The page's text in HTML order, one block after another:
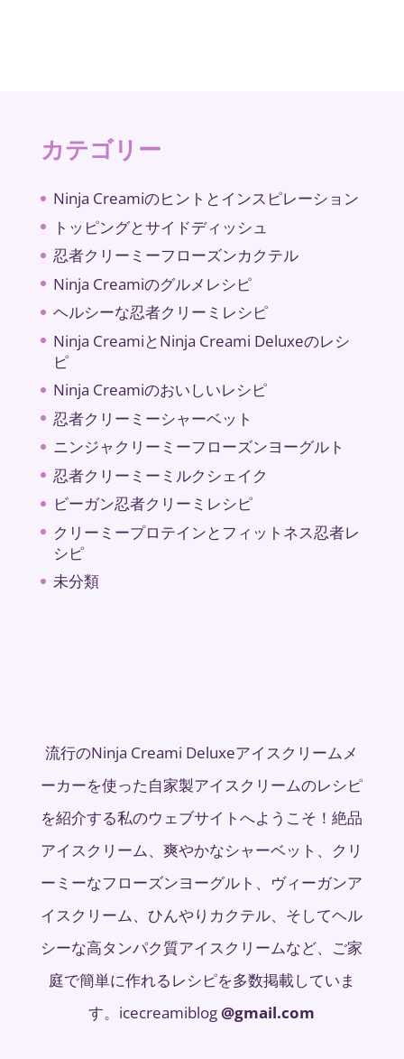
カテゴリー
Ninja Creamiのヒントとインスピレーション
トッピングとサイドディッシュ
忍者クリーミーフローズンカクテル
Ninja Creamiのグルメレシピ
ヘルシーな忍者クリーミレシピ
Ninja CreamiとNinja Creami Deluxeのレシ
ピ
Ninja Creamiのおいしいレシピ
忍者クリーミーシャーベット
ニンジャクリーミーフローズンヨーグルト
忍者クリーミーミルクシェイク
ビーガン忍者クリーミレシピ
クリーミープロテインとフィットネス忍者レ
シピ
未分類
流行のNinja Creami Deluxeアイスクリームメ
ーカーを使った自家製アイスクリームのレシピ
を紹介する私のウェブサイトへようこそ！絶品
アイスクリーム、爽やかなシャーベット、クリ
ーミーなフローズンヨーグルト、ヴィーガンア
イスクリーム、ひんやりカクテル、そしてヘル
シーな高タンパク質アイスクリームなど、ご家
庭で簡単に作れるレシピを多数掲載していま
す。icecreamiblog@gmail.com